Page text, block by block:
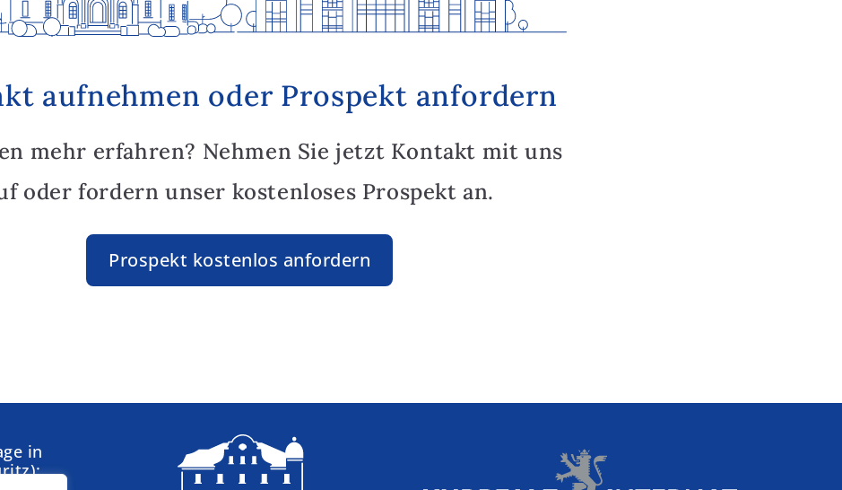
aufnehmen oder Prospekt anfordern
mehr erfahren? Nehmen Sie jetzt Kontakt mit uns
oder fordern unser kostenloses Prospekt an.
Prospekt kostenlos anfordern
in